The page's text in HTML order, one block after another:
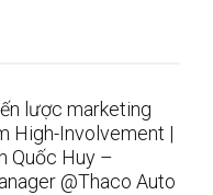
lược marketing
High-Involvement |
Quốc Huy –
@Thaco Auto